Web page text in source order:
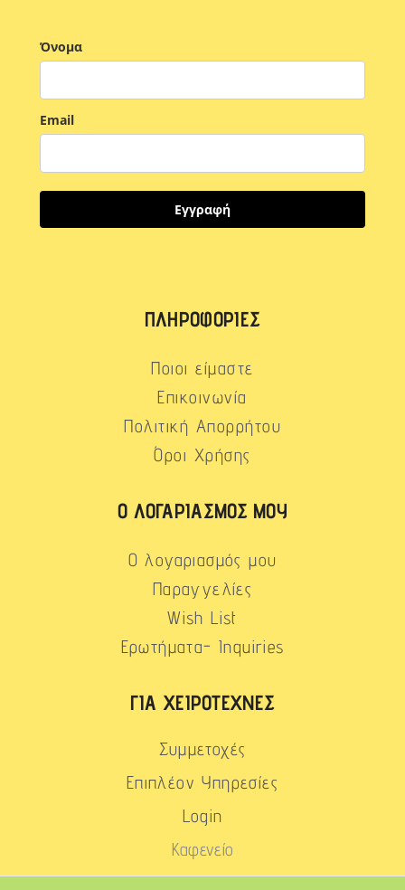
Όνομα
Email
Εγγραφή
ΠΛΗΡΟΦΟΡΊΕΣ
Ποιοι είμαστε
Επικοινωνία
Πολιτική Απορρήτου
Όροι Χρήσης
Ο ΛΟΓΑΡΙΑΣΜΌΣ ΜΟΥ
Ο λογαριασμός μου
Παραγγελίες
Wish List
Ερωτήματα- Inquiries
ΓΙΑ ΧΕΙΡΟΤΈΧΝΕΣ
Συμμετοχές
Επιπλέον Υπηρεσίες
Login
Καφενείο